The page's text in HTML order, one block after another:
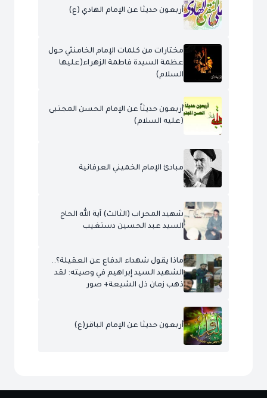
أربعون حديثا عن الإمام الهادي (ع)
مختارات من كلمات الإمام الخامنئي حول
عظمة السيدة فاطمة الزهراء(عليها
السلام)
أربعون حديثاً عن الإمام الحسن المجتبى
(عليه السلام)
مبادئ الإمام الخميني العرفانية
شهيد المحراب (الثالث) آية الله الحاج
السيد عبد الحسين دستغيب
ماذا يقول شهداء الدفاع عن العقيلة؟..
الشهيد السيد إبراهيم في وصيته: لقد
ذهب زمان ذل الشيعة+ صور
أربعون حديثا عن الإمام الباقر(ع)